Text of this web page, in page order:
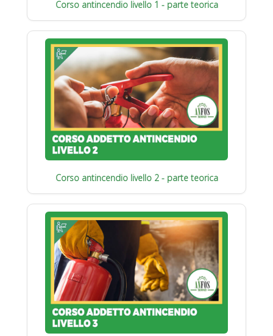
Corso antincendio livello 1 - parte teorica
Corso antincendio livello 2 - parte teorica